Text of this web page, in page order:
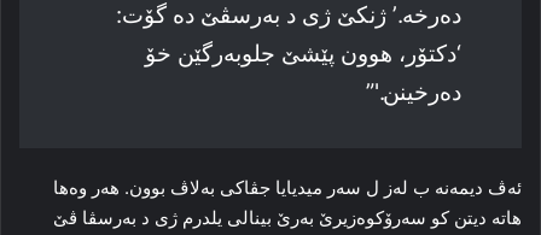
دەرخە.’ ژنکێ ژی د بەرسڤێ دە گۆت:
‘دکتۆر، هوون پێشێ جلوبەرگێن خۆ
دەرخینن.'”
ئەڤ دیمەنە ب لەز ل سەر میدیایا جڤاکی بەلاڤ بوون. هەر وەها
هاتە دیتن کو سەرۆکوەزیرێ بەرێ بینالی یلدرم ژی د بەرسڤا ڤێ